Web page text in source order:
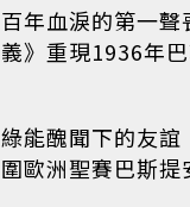
百年血淚的第一聲
義》重現1936年
綠能醜聞下的友誼
圍歐洲聖賽巴斯提